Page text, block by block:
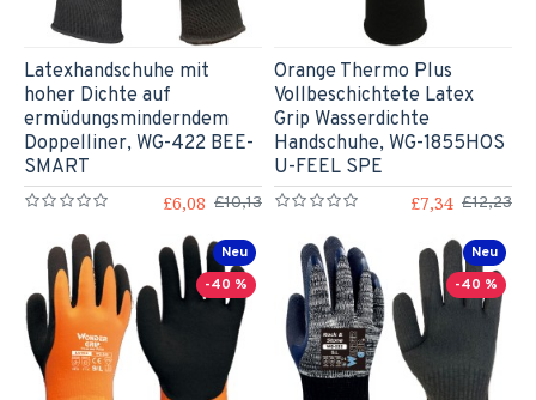
Latexhandschuhe mit
hoher Dichte auf
ermüdungsminderndem
Doppelliner, WG-422 BEE-
SMART
£6,08 £10,13
Orange Thermo Plus
Vollbeschichtete Latex
Grip Wasserdichte
Handschuhe, WG-1855HOS
U-FEEL SPE
£7,34 £12,23
Neu
-40 %
Neu
-40 %